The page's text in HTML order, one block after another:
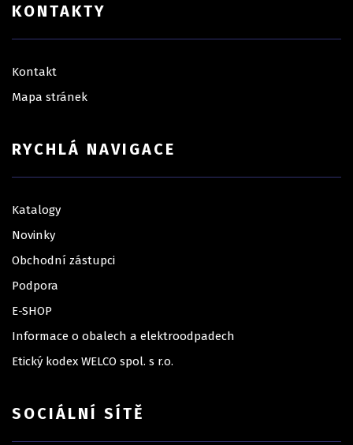
KONTAKTY
Kontakt
Mapa stránek
RYCHLÁ NAVIGACE
Katalogy
Novinky
Obchodní zástupci
Podpora
E-SHOP
Informace o obalech a elektroodpadech
Etický kodex WELCO spol. s r.o.
SOCIÁLNÍ SÍTĚ